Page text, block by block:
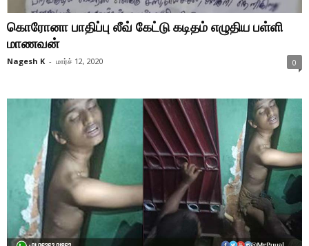
கொரோனா பாதிப்பு லீவ் கேட்டு கடிதம் எழுதிய பள்ளி
மாணவன்
Nagesh K - மார்ச் 12, 2020 0